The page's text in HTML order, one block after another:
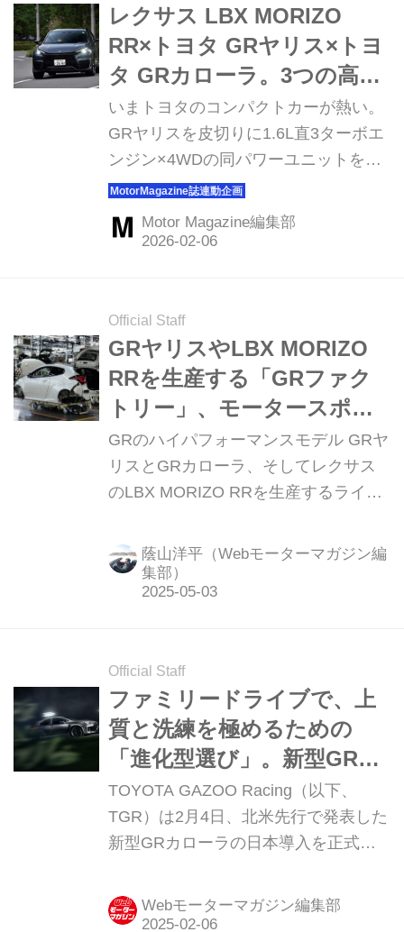
デルはターボエンジンと4WDシステム
を搭載するという共通点もある。だ
が、エンジンと駆動システムへのこだ
わりと目指した走りの方向性が実は大
きく異なる。今回はフォルクスワーゲ
ン ゴルフRとスバル WRX S4、トヨタ
GRカローラの3台によるロングドライ
ブをとおして、その違いと魅力をあぶ
り出し...
レクサス LBX MORIZO
RR×トヨタ GRヤリス×トヨ
タ GRカローラ。3つの高性
能コンパクト、スポーツ
4WDターボの個性
いまトヨタのコンパクトカーが熱い。
GRヤリスを皮切りに1.6L直3ターボエ
ンジン×4WDの同パワーユニットを搭
載したモデルが3つもラインナップさ
れている。しかもそれぞれATとMTを
選択できるのだから、これほどハッピ
り。文：西川 淳／写真：井上雅行）
Motor Magazine編集部
Official Staff
GRヤリスやLBX MORIZO
RRを生産する「GRファク
トリー」、モータースポー
ツ車両ゆえにこだわる性能
とは
GRのハイパフォーマンスモデル GRヤ
リスとGRカローラ、そしてレクサス
のLBX MORIZO RRを生産するライン
「GRファクトリー」では、質と量を
好バランスさせるための工夫が施され
ていた。※タイトル写真はAGVに乗せ
蔭山洋平（Webモーターマガジン編
集部）
Official Staff
ファミリードライブで、上
質と洗練を極めるための
「進化型選び」。新型GRカ
ローラは、現行型オーナー
にもお楽しみをおすそ分け
【毎日もっと気持ちよくな
TOYOTA GAZOO Racing（以下、
TGR）は2月4日、北米先行で発表した
新型GRカローラの日本導入を正式に
常使いにおいても「ずっと乗っていた
くなる」野性味を追求しているってホ
Webモーターマガジン編集部